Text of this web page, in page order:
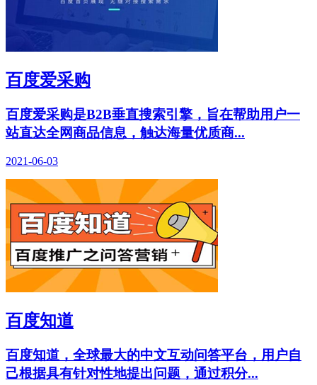
百度爱采购
百度爱采购是B2B垂直搜索引擎，旨在帮助用户一
站直达全网商品信息，触达海量优质商...
2021-06-03
百度知道
百度知道，全球最大的中文互动问答平台，用户自
己根据具有针对性地提出问题，通过积分...